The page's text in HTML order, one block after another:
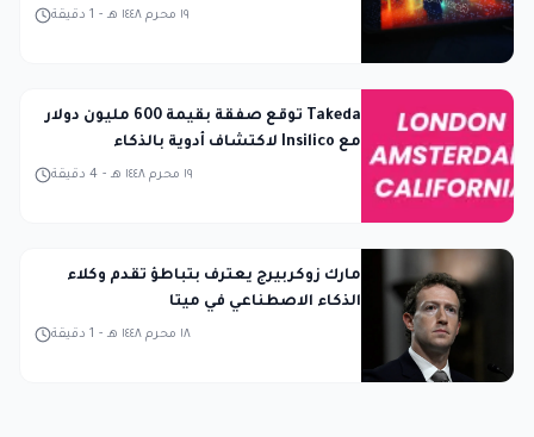
1 دقيقة - ١٩ محرم ١٤٤٨ هـ
Takeda توقع صفقة بقيمة 600 مليون دولار
مع Insilico لاكتشاف أدوية بالذكاء
4 دقيقة - ١٩ محرم ١٤٤٨ هـ
مارك زوكربيرج يعترف بتباطؤ تقدم وكلاء
الذكاء الاصطناعي في ميتا
1 دقيقة - ١٨ محرم ١٤٤٨ هـ